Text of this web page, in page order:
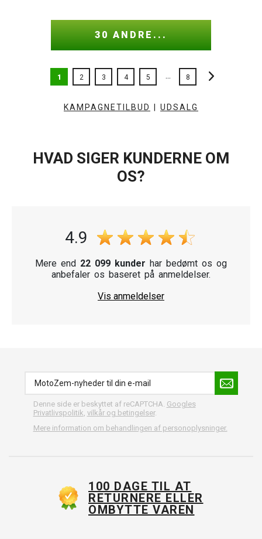
30 ANDRE...
1 2 3 4 5 ... 8
KAMPAGNETILBUD UDSALG
HVAD SIGER KUNDERNE OM
OS?
4.9
Mere end 22 099 kunder har bedømt os og
anbefaler os baseret på anmeldelser.
Vis anmeldelser
Denne side er beskyttet af reCAPTCHA. Googles
Privatlivspolitik vilkår og betingelser.
Mere information om behandlingen af personoplysninger.
100 DAGE TIL AT
RETURNERE ELLER
OMBYTTE VAREN